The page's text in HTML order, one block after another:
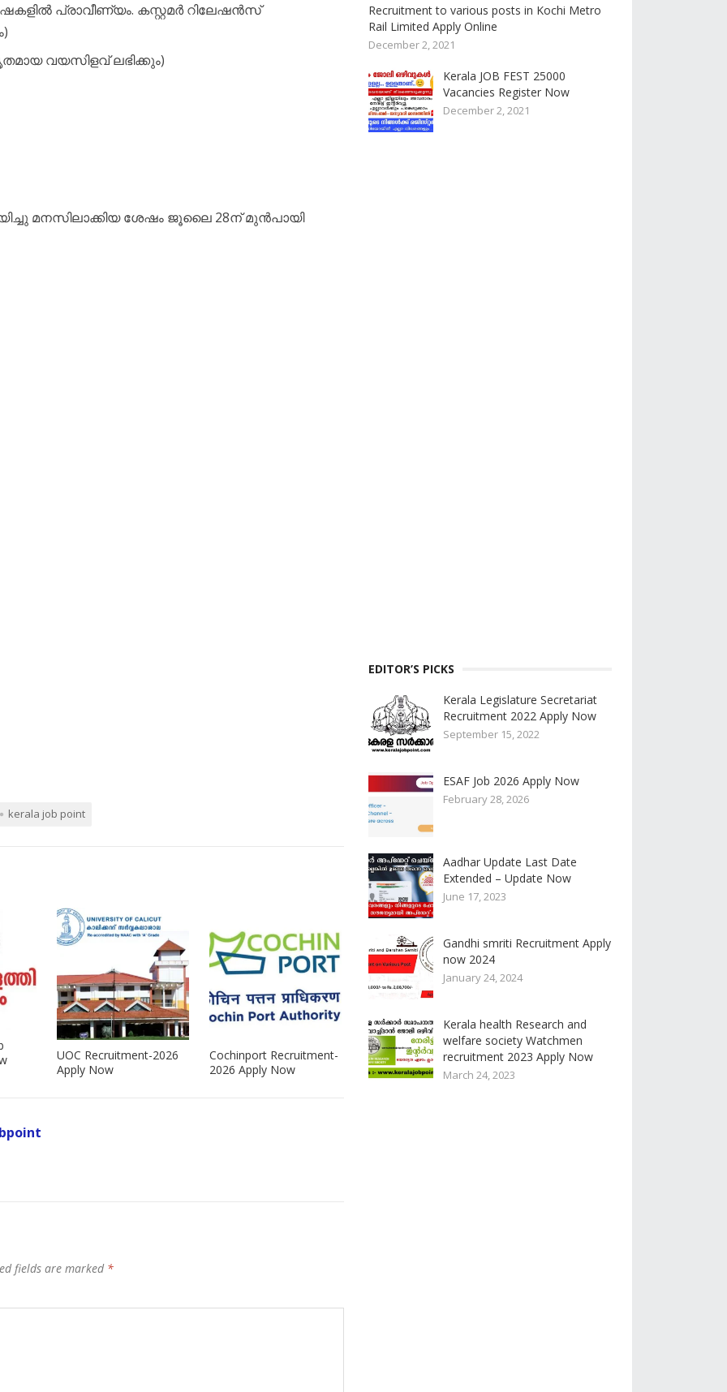
പ്രാവീണ്യം. കസ്റ്റമർ റിലേഷൻസ്
വയസിളവ് ലഭിക്കും)
മനസിലാക്കിയ ശേഷം ജൂലൈ 28ന് മുൻപായി
kerala job point
UOC Recruitment-2026
Apply Now
Cochinport Recruitment-
2026 Apply Now
fields are marked *
Recruitment to various posts in Kochi Metro
Rail Limited Apply Online
December 2, 2021
Kerala JOB FEST 25000
Vacancies Register Now
December 2, 2021
EDITOR’S PICKS
Kerala Legislature Secretariat
Recruitment 2022 Apply Now
September 15, 2022
ESAF Job 2026 Apply Now
February 28, 2026
Aadhar Update Last Date
Extended – Update Now
June 17, 2023
Gandhi smriti Recruitment Apply
now 2024
January 24, 2024
Kerala health Research and
welfare society Watchmen
recruitment 2023 Apply Now
March 24, 2023